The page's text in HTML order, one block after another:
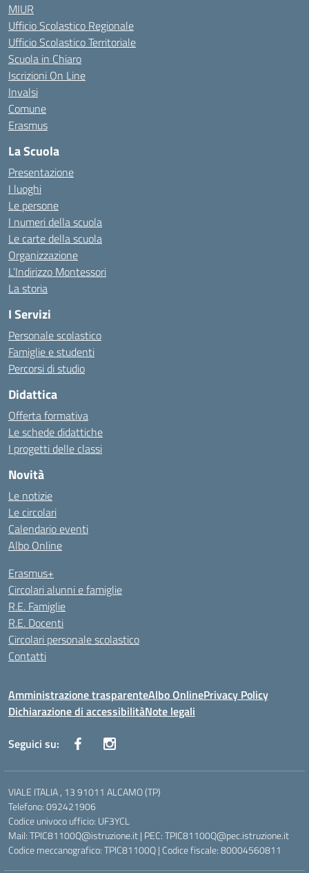
MIUR
Ufficio Scolastico Regionale
Ufficio Scolastico Territoriale
Scuola in Chiaro
Iscrizioni On Line
Invalsi
Comune
Erasmus
La Scuola
Presentazione
I luoghi
Le persone
I numeri della scuola
Le carte della scuola
Organizzazione
L’Indirizzo Montessori
La storia
I Servizi
Personale scolastico
Famiglie e studenti
Percorsi di studio
Didattica
Offerta formativa
Le schede didattiche
I progetti delle classi
Novità
Le notizie
Le circolari
Calendario eventi
Albo Online
Erasmus+
Circolari alunni e famiglie
R.E. Famiglie
R.E. Docenti
Circolari personale scolastico
Contatti
Amministrazione trasparenteAlbo OnlinePrivacy Policy
Dichiarazione di accessibilitàNote legali
Seguici su:
VIALE ITALIA , 13 91011 ALCAMO (TP)
Telefono: 092421906
Codice univoco ufficio: UF3YCL
Mail: TPIC81100Q@istruzione.it | PEC: TPIC81100Q@pec.istruzione.it
Codice meccanografico: TPIC81100Q | Codice fiscale: 80004560811